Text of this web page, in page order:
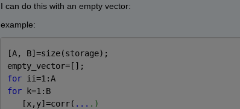
I can do this with an empty vector:
example:
[A, B]=size(storage);
empty_vector=[];
for ii=1:A
for
k=1:B
   [x,y]=corr(
... .)